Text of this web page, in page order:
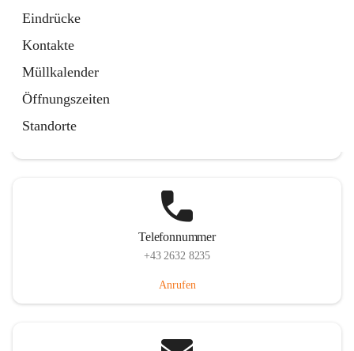
Eindrücke
Kontakte
Müllkalender
Öffnungszeiten
Standorte
Telefonnummer
+43 2632 8235
Anrufen